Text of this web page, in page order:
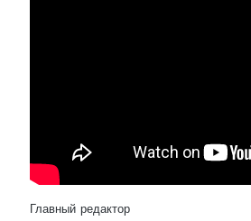
Главный редактор